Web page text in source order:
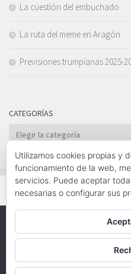
La cuestión del embuchado
La ruta del meme en Aragón
Previsiones trumpianas 2025-
CATEGORÍAS
Categorías
-
Utilizamos cookies propias y
funcionamiento de la web,
servicios. Puede aceptar
necesarias o configurar sus